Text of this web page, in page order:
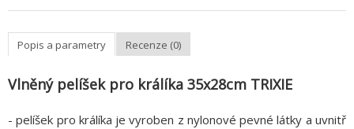
Popis a parametry Recenze (0)
Vlněný pelíšek pro králíka 35x28cm TRIXIE
- pelíšek pro králíka je vyroben z nylonové pevné látky a uvnitř